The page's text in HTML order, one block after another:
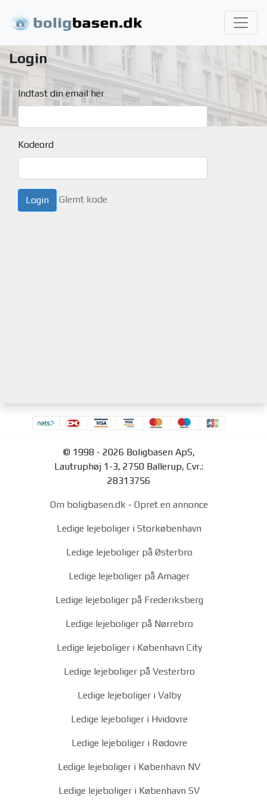
Login
Indtast din email her
Kodeord
Glemt kode
© 1998 - 2026 Boligbasen ApS,
Lautruphøj 1-3, 2750 Ballerup, Cvr.:
28313756
Om boligbasen.dk - Opret en annonce
Ledige lejeboliger i Storkøbenhavn
Ledige lejeboliger på Østerbro
Ledige lejeboliger på Amager
Ledige lejeboliger på Frederiksberg
Ledige lejeboliger på Nørrebro
Ledige lejeboliger i København City
Ledige lejeboliger på Vesterbro
Ledige lejeboliger i Valby
Ledige lejeboliger i Hvidovre
Ledige lejeboliger i Rødovre
Ledige lejeboliger i København NV
Ledige lejeboliger i København SV